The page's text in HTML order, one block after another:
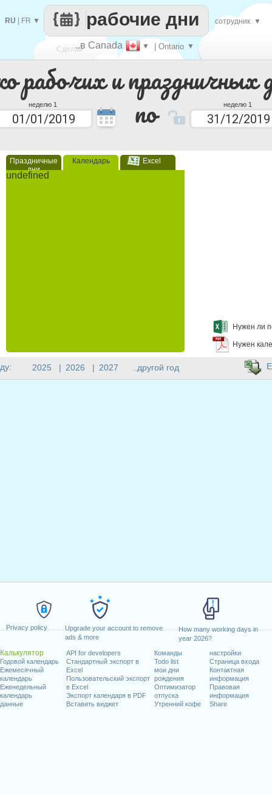
Privacy policy
Upgrade your account to remove
ads & more
How many working days in
year 2026?
Калькулятор
Годовой календарь
Ежемесячный
календарь
Еженедельный
календарь
данные
API for developers
Стандартный экспорт в
Excel
Пользовательский экспорт
в Excel
Экспорт календаря в PDF
Вставить виджет
Команды
Todo list
мои дни
рождения
Оптимизатор
отпуска
Утренний кофе
настройки
Страница входа
Контактная
информация
Правовая
информация
Share
рабочих и праздничных
неделю 1 по неделю 1
Праздничные
дни
Календарь Excel
undefined
Нужен ли
Нужен
Сделай
каждый
..в Canada ▼ | Ontario ▼
рабочие дни
RU FR ▼ сотрудник ▼
2025 | 2026 | 2027 ..другой год